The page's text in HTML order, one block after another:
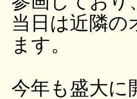
当日は近隣
ます。
今年も盛大に